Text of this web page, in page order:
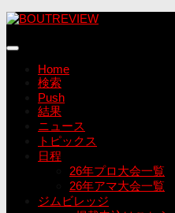
コ
テ
Home
検索
Push
結果
ニュース
トピックス
日程
26年プロ大会一覧
26年アマ大会一覧
ジムビレッジ